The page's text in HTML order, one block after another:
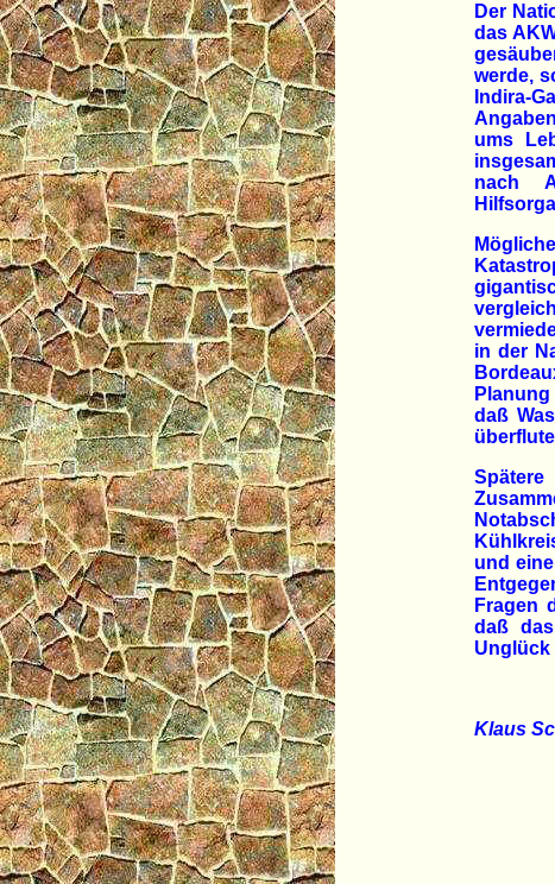
Der
das
werde,
Indira-
ums
nach
in der
daß
und
Fragen
daß
Unglück
Klaus